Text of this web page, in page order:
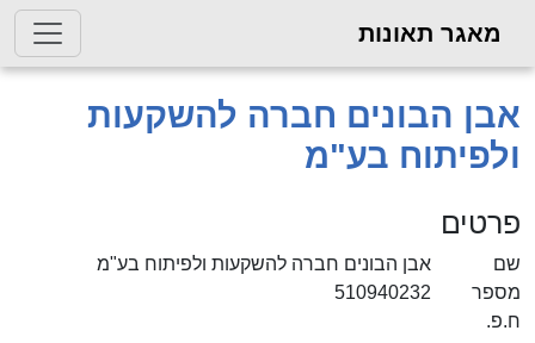
מאגר תאונות
אבן הבונים חברה להשקעות
ולפיתוח בע"מ
פרטים
שם
אבן הבונים חברה להשקעות ולפיתוח בע"מ
מספר
ח.פ.
510940232